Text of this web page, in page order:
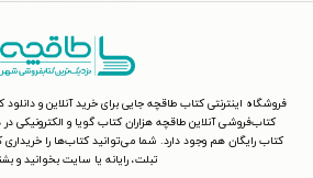
فروشگاه اینترنتی کتاب طاقچه جایی برای خرید آنلاین و
کتاب‌فروشی آنلاین طاقچه هزاران کتاب گویا و
کتاب رایگان هم وجود دارد. شما می‌توانید کتاب‌ها را خریداری
تبلت، رایانه یا سایت بخوانید و